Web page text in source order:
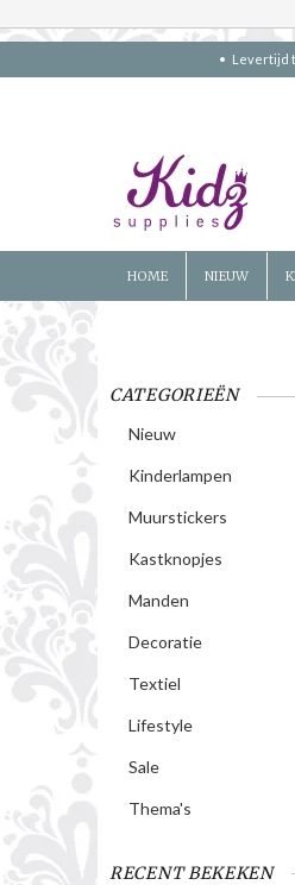
Levertijd
HOME NIEUW
CATEGORIEËN
Nieuw
Kinderlampen
Muurstickers
Kastknopjes
Manden
Decoratie
Textiel
Lifestyle
Sale
Thema's
RECENT BEKEKEN